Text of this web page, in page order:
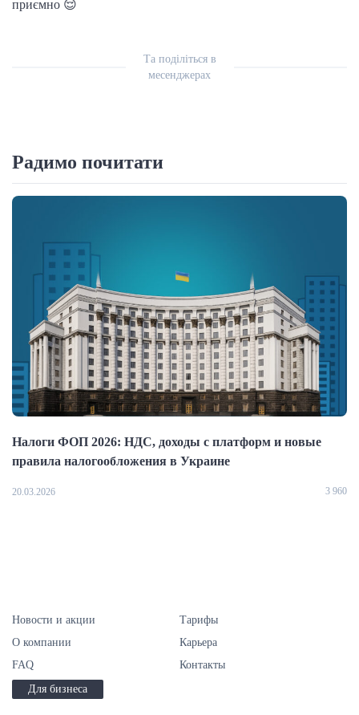
приємно 😌
Та поділіться в
месенджерах
Радимо почитати
Налоги ФОП 2026: НДС, доходы с платформ и новые
правила налогообложения в Украине
20.03.2026 3 960
Новости и акции
Тарифы
О компании
Карьера
FAQ
Контакты
Для бизнеса